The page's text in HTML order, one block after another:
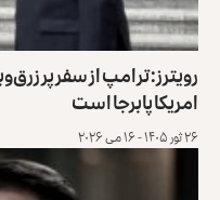
رویترز: ترامپ از سفر پر
امریکا پابرجا است
۲۶ ثور ۱۴۰۵ - ۱۶ می ۲۰۲۶